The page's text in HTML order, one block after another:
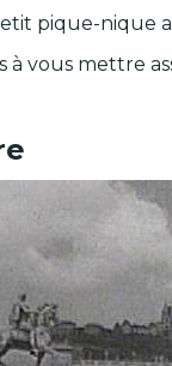
pique-nique
à vous mettre